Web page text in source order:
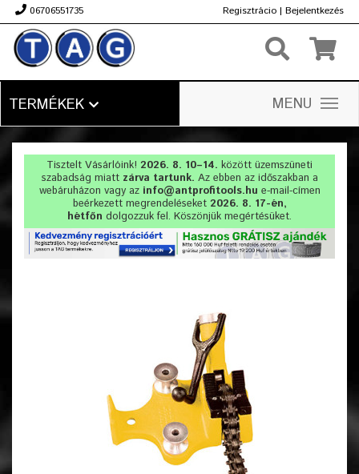
06706551735 Regisztrácio | Bejelentkezés
TERMÉKEK MENU
Tisztelt Vásárlóink! 2026. 8. 10–14. között üzemszüneti
szabadság miatt zárva tartunk. Az ebben az időszakban a
webáruházon vagy az info@antprofitools.hu e-mail-címen
beérkezett megrendeléseket 2026. 8. 17-én,
hétfőn dolgozzuk fel. Köszönjük megértésüket.